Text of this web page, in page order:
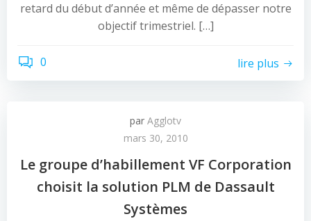
retard du début d’année et même de dépasser notre
objectif trimestriel. […]
0 lire plus
par Agglotv
mars 30, 2010
Le groupe d’habillement VF Corporation
choisit la solution PLM de Dassault
Systèmes